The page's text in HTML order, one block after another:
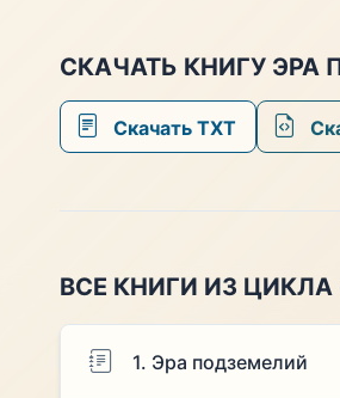
СКАЧАТЬ КНИГУ ЭРА
Скачать TXT
ВСЕ КНИГИ ИЗ ЦИКЛА
1. Эра подземелий